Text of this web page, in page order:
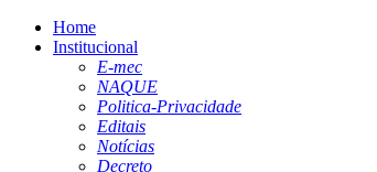
Home
Institucional
E-mec
NAQUE
Politica-Privacidade
Editais
Notícias
Decreto